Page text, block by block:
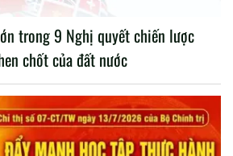
trong 9 Nghị quyết chiến lược
chốt của đất nước